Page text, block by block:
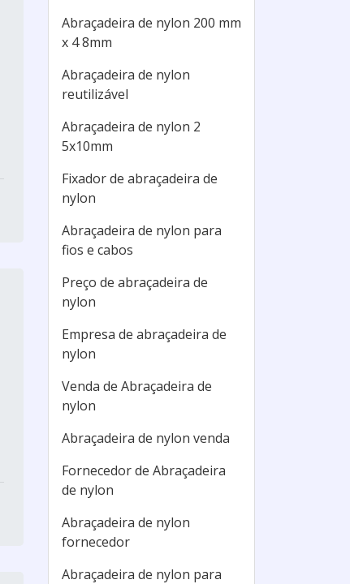
Abraçadeira de nylon 200 mm
x 4 8mm
Abraçadeira de nylon
reutilizável
Abraçadeira de nylon 2
5x10mm
Fixador de abraçadeira de
nylon
Abraçadeira de nylon para
fios e cabos
Preço de abraçadeira de
nylon
Empresa de abraçadeira de
nylon
Venda de Abraçadeira de
nylon
Abraçadeira de nylon venda
Fornecedor de Abraçadeira
de nylon
Abraçadeira de nylon
fornecedor
Abraçadeira de nylon para